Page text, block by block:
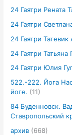
24 Гаятри Рената
24 Гаятри
24 Гаятри
24 Гаятри Татьяна
24 Гаятри Юлия
522.-222. Йога
йоге. (11)
84 Буденновск.
Ставропольский
архив (668)